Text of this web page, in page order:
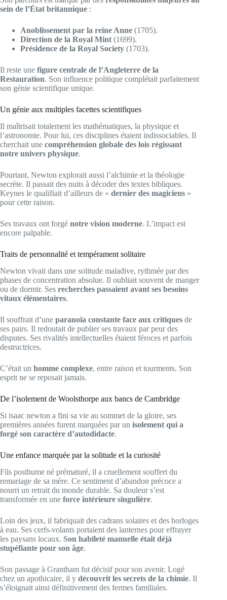
sein de l’État britannique :
Anoblissement par la reine Anne (1705).
Direction de la Royal Mint(1699).
Présidence de la Royal Society (1703).
Il reste une figure centrale de l’Angleterre de la
Restauration. Son influence politique complétait parfaitement
son génie scientifique unique.
Un génie aux multiples facettes scientifiques
Il maîtrisait totalement les mathématiques, la physique et
l’astronomie. Pour lui, ces disciplines étaient indissociables. Il
cherchait une compréhension globale des lois régissant
notre univers physique.
Pourtant, Newton explorait aussi l’alchimie et la théologie
secrète. Il passait des nuits à décoder des textes bibliques.
Keynes le qualifiait d’ailleurs de « dernier des magiciens »
pour cette raison.
Ses travaux ont forgé notre vision moderne. L’impact est
encore palpable.
Traits de personnalité et tempérament solitaire
Newton vivait dans une solitude maladive, rythmée par des
phases de concentration absolue. Il oubliait souvent de manger
ou de dormir. Ses recherches passaient avant ses besoins
vitaux élémentaires.
Il souffrait d’une paranoïa constante face aux critiques de
ses pairs. Il redoutait de publier ses travaux par peur des
disputes. Ses rivalités intellectuelles étaient féroces et parfois
destructrices.
C’était un homme complexe, entre raison et tourments. Son
esprit ne se reposait jamais.
De l’isolement de Woolsthorpe aux bancs de Cambridge
Si isaac newton a fini sa vie au sommet de la gloire, ses
premières années furent marquées par un isolement qui a
forgé son caractère d’autodidacte.
Une enfance marquée par la solitude et la curiosité
Fils posthume né prématuré, il a cruellement souffert du
remariage de sa mère. Ce sentiment d’abandon précoce a
nourri un retrait du monde durable. Sa douleur s’est
transformée en une force intérieure singulière.
Loin des jeux, il fabriquait des cadrans solaires et des horloges
à eau. Ses cerfs-volants portaient des lanternes pour effrayer
les paysans locaux. Son habileté manuelle était déjà
stupéfiante pour son âge.
Son passage à Grantham fut décisif pour son avenir. Logé
chez un apothicaire, il y découvrit les secrets de la chimie. Il
s’éloignait ainsi définitivement des fermes familiales.